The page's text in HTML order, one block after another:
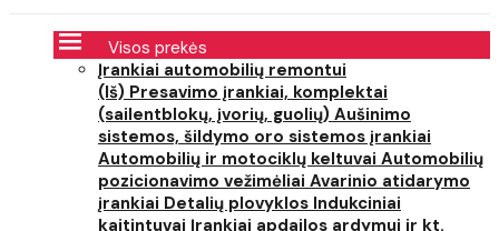
Visos prekės
Įrankiai automobilių remontui
(Iš) Presavimo įrankiai, komplektai
(sailentblokų, įvorių, guolių) Aušinimo
sistemos, šildymo oro sistemos įrankiai
Automobilių ir motociklų keltuvai Automobilių
pozicionavimo vežimėliai Avarinio atidarymo
įrankiai Detalių plovyklos Indukciniai
kaitintuvai Įrankiai apdailos ardymui ir kt.